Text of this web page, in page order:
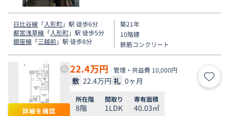
日比谷線 「人形町」駅 徒歩6分
都営浅草線 「人形町」駅 徒歩5分
銀座線 「三越前」駅 徒歩8分
築21年
10階建
鉄筋コンクリート
詳細を確認
22.4万円 管理・共益費 10,000円
敷 22.4万円 礼 0ヶ月 お気
所在階
8階
間取り
1LDK
専有面積
40.03㎡